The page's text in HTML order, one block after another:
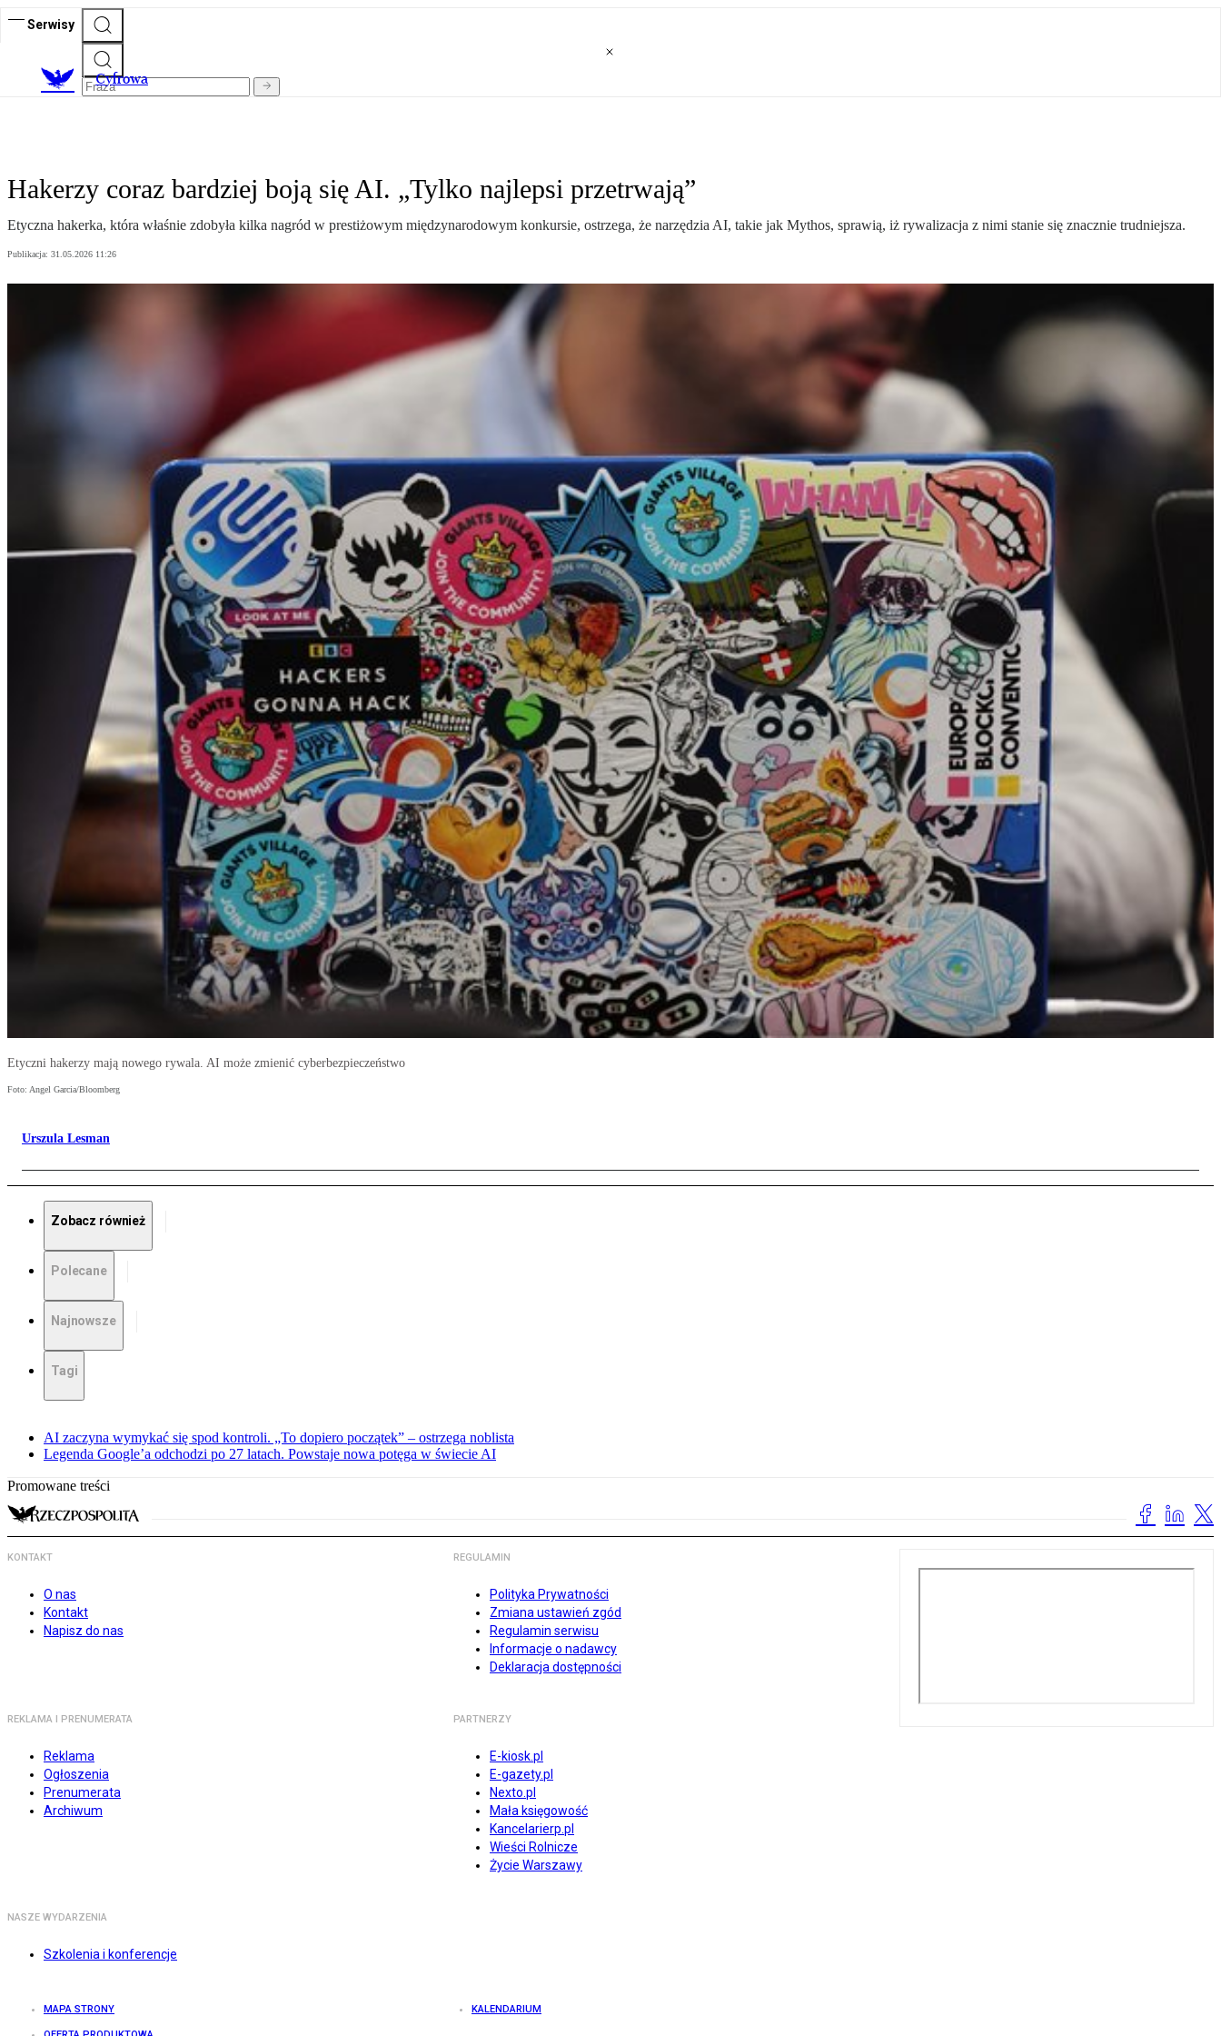
Serwisy
Cyfrowa
Hakerzy coraz bardziej boją się AI. „Tylko najlepsi przetrwają”
Etyczna hakerka, która właśnie zdobyła kilka nagród w prestiżowym międzynarodowym konkursie, ostrzega, że narzędzia AI, takie jak Mythos, sprawią, iż rywalizacja z nimi stanie się znacznie trudniejsza.
Publikacja: 31.05.2026 11:26
Etyczni hakerzy mają nowego rywala. AI może zmienić cyberbezpieczeństwo
Foto: Angel Garcia/Bloomberg
Urszula Lesman
Zobacz również
Polecane
Najnowsze
Tagi
AI zaczyna wymykać się spod kontroli. „To dopiero początek” – ostrzega noblista
Legenda Google’a odchodzi po 27 latach. Powstaje nowa potęga w świecie AI
Promowane treści
KONTAKT
O nas
Kontakt
Napisz do nas
REGULAMIN
Polityka Prywatności
Zmiana ustawień zgód
Regulamin serwisu
Informacje o nadawcy
Deklaracja dostępności
REKLAMA I PRENUMERATA
Reklama
Ogłoszenia
Prenumerata
Archiwum
PARTNERZY
E-kiosk.pl
E-gazety.pl
Nexto.pl
Mała księgowość
Kancelarierp.pl
Wieści Rolnicze
Życie Warszawy
NASZE WYDARZENIA
Szkolenia i konferencje
MAPA STRONY KALENDARIUM